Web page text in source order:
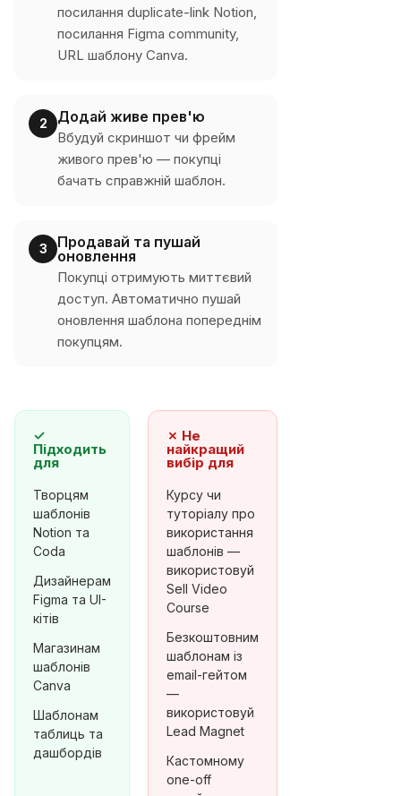
посилання duplicate-link Notion,
посилання Figma community,
URL шаблону Canva.
2 Додай живе прев'ю
Вбудуй скриншот чи фрейм
живого прев'ю — покупці
бачать справжній шаблон.
3
Продавай та пушай
оновлення
Покупці отримують миттєвий
доступ. Автоматично пушай
оновлення шаблона попереднім
покупцям.
✓
Підходить
для
Творцям
шаблонів
Notion та
Coda
Дизайнерам
Figma та UI-
кітів
Магазинам
шаблонів
Canva
Шаблонам
таблиць та
дашбордів
✗ Не
найкращий
вибір для
Курсу чи
туторіалу про
використання
шаблонів —
використовуй
Sell Video
Course
Безкоштовним
шаблонам із
email-гейтом
—
використовуй
Lead Magnet
Кастомному
one-off